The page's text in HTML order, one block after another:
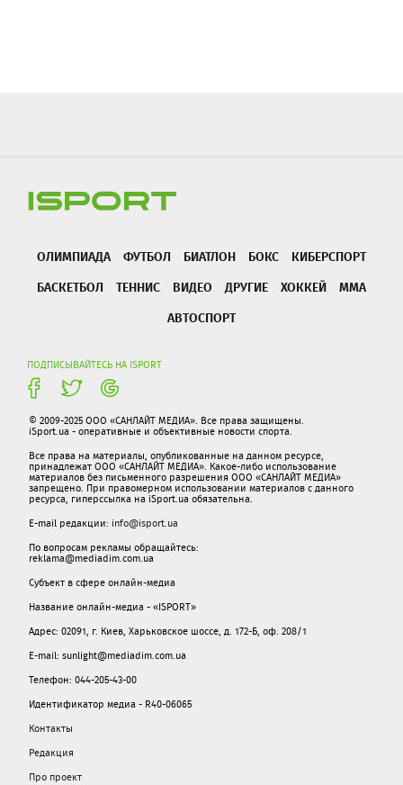
ОЛИМПИАДА ФУТБОЛ БИАТЛОН БОКС
КИБЕРСПОРТ
БАСКЕТБОЛ
ТЕННИС ВИДЕО ДРУГИЕ ХОККЕЙ
ММА
АВТОСПОРТ
ПОДПИСЫВАЙТЕСЬ НА ISPORT
© 2009-2025 ООО «САНЛАЙТ МЕДИА». Все права защищены.
iSport.ua - оперативные и объективные новости спорта.
Все права на материалы, опубликованные на данном ресурсе,
принадлежат ООО «САНЛАЙТ МЕДИА». Какое-либо использование
материалов без письменного разрешения ООО «САНЛАЙТ МЕДИА»
запрещено. При правомерном использовании материалов с данного
ресурса, гиперссылка на iSport.ua обязательна.
E-mail редакции: info@isport.ua
По вопросам рекламы обращайтесь:
reklama@mediadim.com.ua
Субъект в сфере онлайн-медиа
Название онлайн-медиа - «ISPORT»
Адрес: 02091, г. Киев, Харьковское шоссе, д. 172-Б, оф. 208/1
E-mail: sunlight@mediadim.com.ua
Телефон: 044-205-43-00
Идентификатор медиа - R40-06065
Контакты
Редакция
Про проект